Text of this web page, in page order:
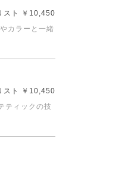
スト ￥10,450
カラーと一緒
スト ￥10,450
ティックの技